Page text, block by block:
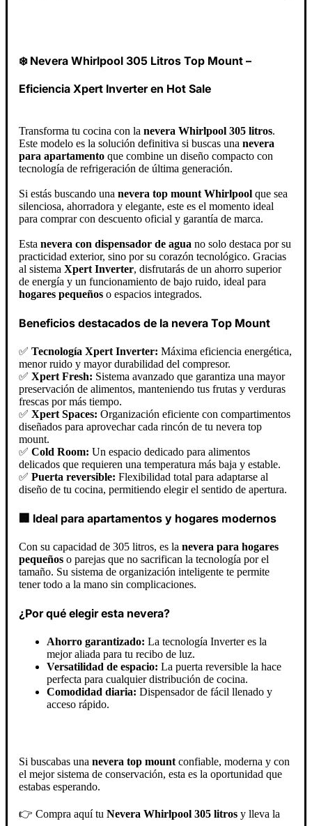
❄️ Nevera Whirlpool 305 Litros Top Mount –
Eficiencia Xpert Inverter en Hot Sale
Transforma tu cocina con la nevera Whirlpool 305 litros.
Este modelo es la solución definitiva si buscas una nevera
para apartamento que combine un diseño compacto con
tecnología de refrigeración de última generación.
Si estás buscando una nevera top mount Whirlpool que sea
silenciosa, ahorradora y elegante, este es el momento ideal
para comprar con descuento oficial y garantía de marca.
Esta nevera con dispensador de agua no solo destaca por su
practicidad exterior, sino por su corazón tecnológico. Gracias
al sistema Xpert Inverter, disfrutarás de un ahorro superior
de energía y un funcionamiento de bajo ruido, ideal para
hogares pequeños o espacios integrados.
Beneficios destacados de la nevera Top Mount
✅ Tecnología Xpert Inverter: Máxima eficiencia energética,
menor ruido y mayor durabilidad del compresor.
✅ Xpert Fresh: Sistema avanzado que garantiza una mayor
preservación de alimentos, manteniendo tus frutas y verduras
frescas por más tiempo.
✅ Xpert Spaces: Organización eficiente con compartimentos
diseñados para aprovechar cada rincón de tu nevera top
mount.
✅ Cold Room: Un espacio dedicado para alimentos
delicados que requieren una temperatura más baja y estable.
✅ Puerta reversible: Flexibilidad total para adaptarse al
diseño de tu cocina, permitiendo elegir el sentido de apertura.
🏢 Ideal para apartamentos y hogares modernos
Con su capacidad de 305 litros, es la nevera para hogares
pequeños o parejas que no sacrifican la tecnología por el
tamaño. Su sistema de organización inteligente te permite
tener todo a la mano sin complicaciones.
¿Por qué elegir esta nevera?
Ahorro garantizado: La tecnología Inverter es la
mejor aliada para tu recibo de luz.
Versatilidad de espacio: La puerta reversible la hace
perfecta para cualquier distribución de cocina.
Comodidad diaria: Dispensador de fácil llenado y
acceso rápido.
Si buscabas una nevera top mount confiable, moderna y con
el mejor sistema de conservación, esta es la oportunidad que
estabas esperando.
👉 Compra aquí tu Nevera Whirlpool 305 litros y lleva la